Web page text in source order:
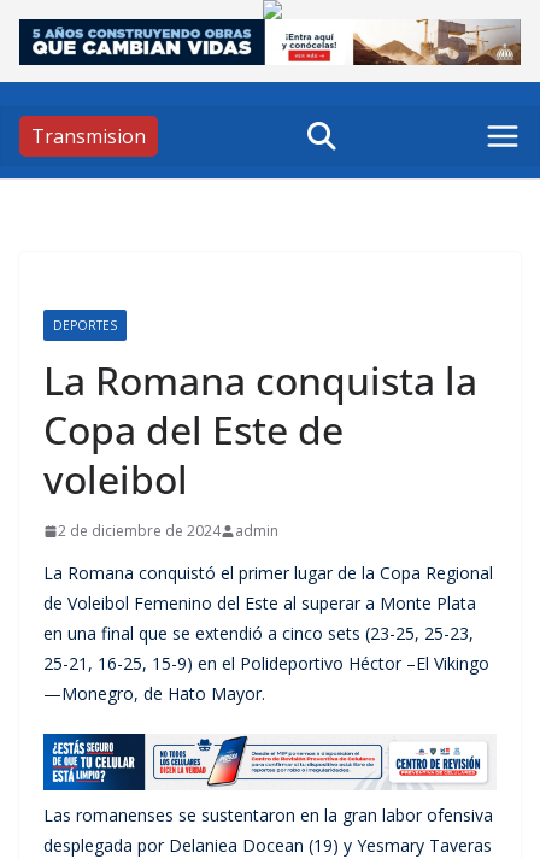
Skip
content
Transmision
DEPORTES
La Romana conquista la
Copa del Este de
voleibol
2 de diciembre de 2024 admin
La Romana conquistó el primer lugar de la Copa Regional
de Voleibol Femenino del Este al superar a Monte Plata
en una final que se extendió a cinco sets (23-25, 25-23,
25-21, 16-25, 15-9) en el Polideportivo Héctor –El Vikingo
—Monegro, de Hato Mayor.
Las romanenses se sustentaron en la gran labor ofensiva
desplegada por Delaniea Docean (19) y Yesmary Taveras